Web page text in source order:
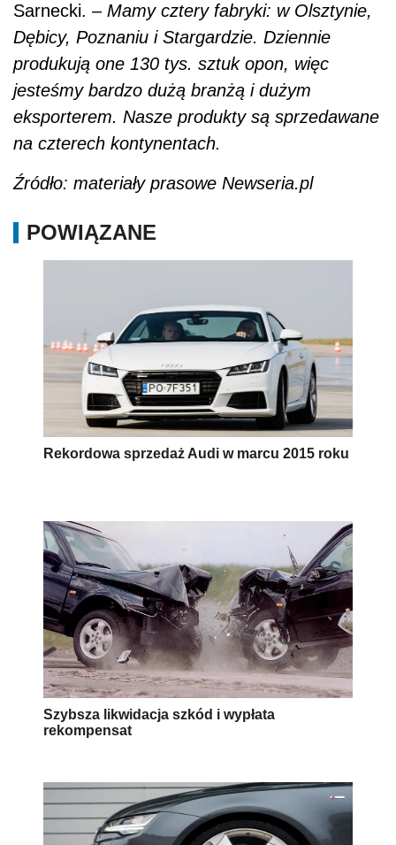
Sarnecki. – Mamy cztery fabryki: w Olsztynie,
Dębicy, Poznaniu i Stargardzie. Dziennie
produkują one 130 tys. sztuk opon, więc
jesteśmy bardzo dużą branżą i dużym
eksporterem. Nasze produkty są sprzedawane
na czterech kontynentach.
Źródło: materiały prasowe Newseria.pl
POWIĄZANE
Rekordowa sprzedaż Audi w marcu 2015 roku
Szybsza likwidacja szkód i wypłata
rekompensat